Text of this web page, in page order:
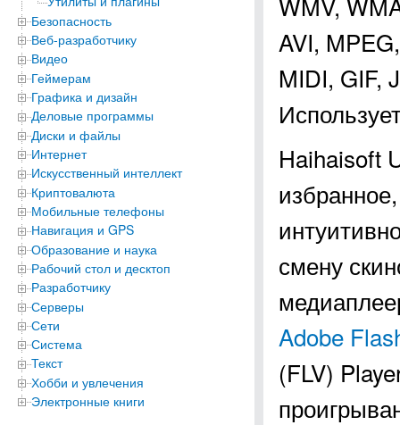
Безопасность
Веб-разработчику
Видео
Геймерам
Графика и дизайн
Деловые программы
Диски и файлы
Интернет
Искусственный интеллект
Криптовалюта
Мобильные телефоны
Навигация и GPS
Образование и наука
Рабочий стол и десктоп
Разработчику
Серверы
Сети
Система
Текст
Хобби и увлечения
Электронные книги
AVI,
MIDI, GIF,
Haihaisoft
смену
Adobe
(FLV)